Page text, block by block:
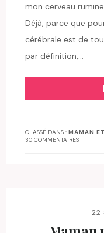
mon cerveau
Déjà, parce que
cérébrale est de
par définition,…
CLASSÉ DANS :MAMAN
30 COMMENTAIRES
22